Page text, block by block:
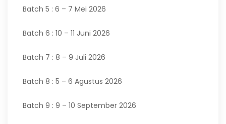
Batch 5 : 6 – 7 Mei 2026
Batch 6 : 10 – 11 Juni 2026
Batch 7 : 8 – 9 Juli 2026
Batch 8 : 5 – 6 Agustus 2026
Batch 9 : 9 – 10 September 2026